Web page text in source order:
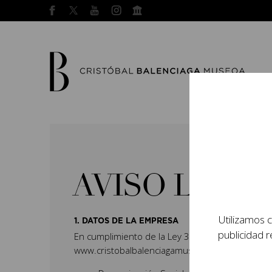
AVISO
1. DATOS DE LA EMPRESA
En cumplimiento de la Ley 34/2002, de 11 de
www.cristobalbalenciagamuseoa.com es:
Utilizamos
publicidad